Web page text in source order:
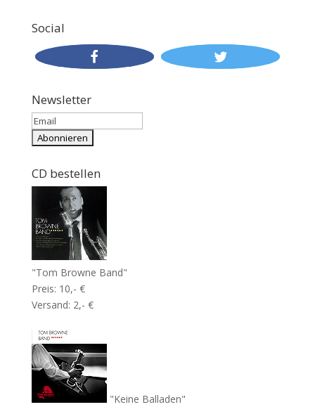
Social
Newsletter
CD bestellen
"Tom Browne Band"
Preis: 10,- €
Versand: 2,- €
"Keine Balladen"